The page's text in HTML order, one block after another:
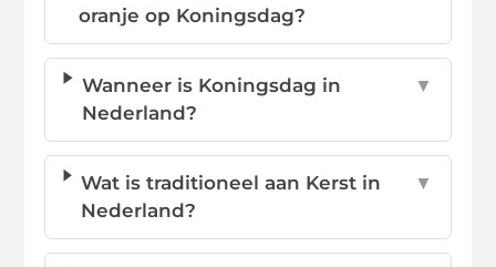
oranje op Koningsdag?
Wanneer is Koningsdag in
Nederland?
▼
Wat is traditioneel aan Kerst in
Nederland?
▼